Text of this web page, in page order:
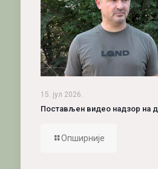
15. јул 2026.
Постављен видео надзор на
Опширније